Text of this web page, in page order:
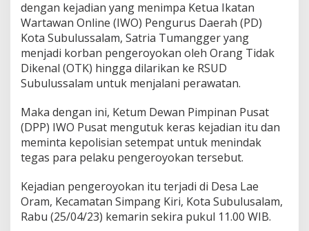
A
n
g
g
o
t
a
W
O
K
a
w
l
P
r
o
dengan kejadian yang menimpa Ketua Ikatan
Wartawan Online (IWO) Pengurus Daerah (PD)
Kota Subulussalam, Satria Tumangger yang
menjadi korban pengeroyokan oleh Orang Tidak
Dikenal (OTK) hingga dilarikan ke RSUD
Subulussalam untuk menjalani perawatan.
Maka dengan ini, Ketum Dewan Pimpinan Pusat
(DPP) IWO Pusat mengutuk keras kejadian itu dan
meminta kepolisian setempat untuk menindak
tegas para pelaku pengeroyokan tersebut.
Kejadian pengeroyokan itu terjadi di Desa Lae
Oram, Kecamatan Simpang Kiri, Kota Subulusalam,
Rabu (25/04/23) kemarin sekira pukul 11.00 WIB.